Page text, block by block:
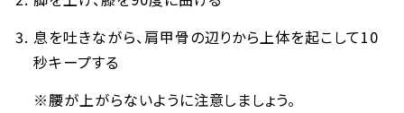
息を吐きながら、肩甲骨の辺りから上体を起こして10
秒キープする
※腰が上がらないように注意しましょう。